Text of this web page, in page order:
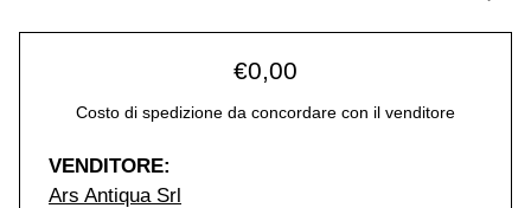
€0,00
Costo di spedizione da concordare con il venditore
VENDITORE:
Ars Antiqua Srl